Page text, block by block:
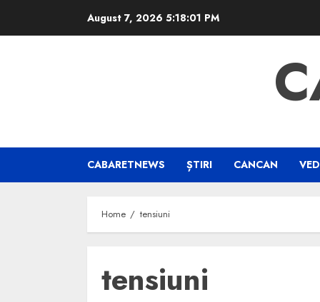
August 7, 2026 5:18:01 PM
CABARETNEWS ȘTIRI CANCAN
Home tensiuni
tensiuni